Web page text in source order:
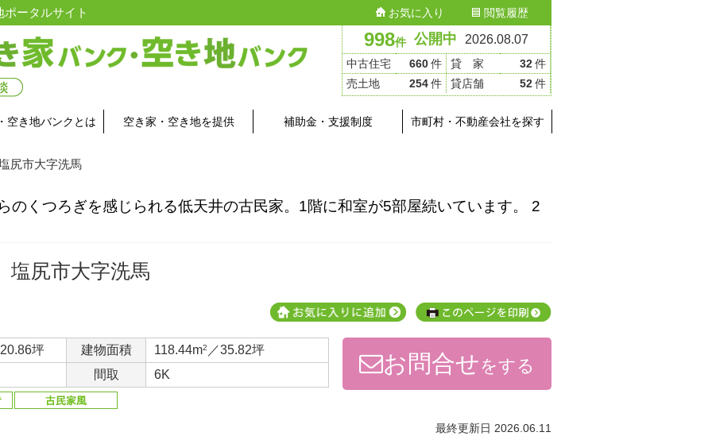
998件 公開中 2026.08.07
中古住宅 660件 貸 家 32件
売土地
254件 貸店舗 52件
ータルサイト お気に入り 閲覧履歴
空き地バンクとは 空き家・空き地を提供 補助金・支援制度 市町村・不動産会社を探す
尻市大字洗馬
のくつろぎを感じられる低天井の古民家。1階に和室が5部屋続いています。 2
塩尻市大字洗馬
坪 建物面積 118.44m2 ／35.82坪
間取
6K お問合せをする
最終更新日 2026.06.11